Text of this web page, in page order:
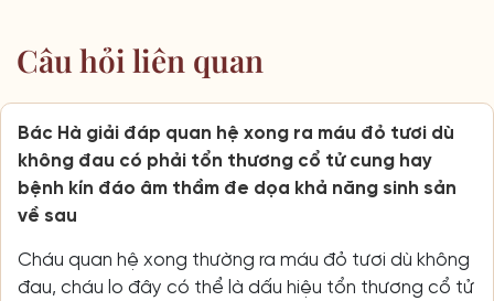
Câu hỏi liên quan
Bác Hà giải đáp quan hệ xong ra máu đỏ tươi dù
không đau có phải tổn thương cổ tử cung hay
bệnh kín đáo âm thầm đe dọa khả năng sinh sản
về sau
Cháu quan hệ xong thường ra máu đỏ tươi dù không
đau, cháu lo đây có thể là dấu hiệu tổn thương cổ tử